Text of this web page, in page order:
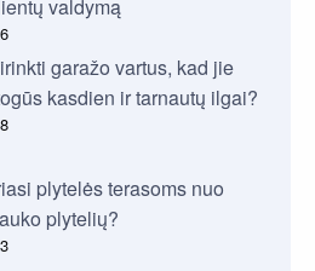
valdymą
garažo vartus, kad jie
kasdien ir tarnautų ilgai?
plytelės terasoms nuo
plytelių?